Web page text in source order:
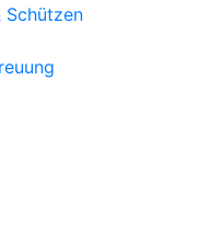
Schützen